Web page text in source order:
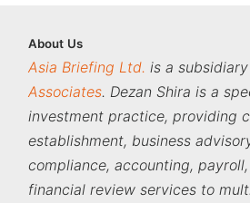
About Us
Asia Briefing Ltd. is a
Associates. Dezan Shira is a
investment practice, providing
establishment, business
compliance, accounting,
financial review services to